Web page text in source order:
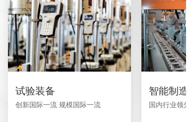
试验装备
创新国际一流 规模国际一流
智能制造
国内行业领先